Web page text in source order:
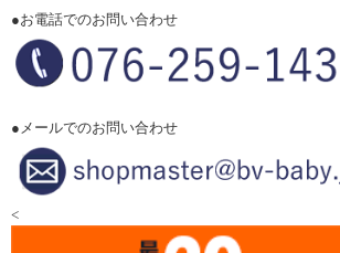
●お電話でのお問い合わせ
●メールでのお問い合わせ
<